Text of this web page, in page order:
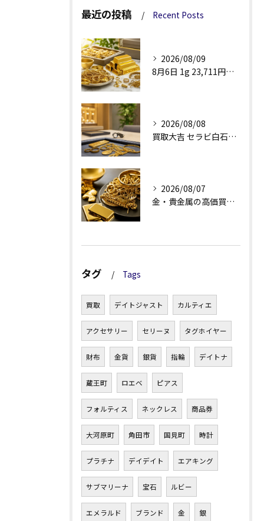
最近の投稿 Recent Posts
2026/08/09
8月6日 1g 23,711円で見る金・貴金属買取
2026/08/08
買取大吉 セラビ白石店の金買取、査定理由が見える安心感
2026/08/07
金・貴金属の高価買取へ、相場差と手数料を見る
タグ Tags
買取 デイトジャスト カルティエ
アクセサリー セリーヌ タグホイヤー
財布 金貨 銀貨 指輪 デイトナ
蔵王町 ロエベ ピアス
フォルティス ネックレス 商品券
大河原町 角田市 国見町 時計
プラチナ デイデイト エアキング
サブマリーナ 宝石 ルビー
エメラルド ブランド 金 銀